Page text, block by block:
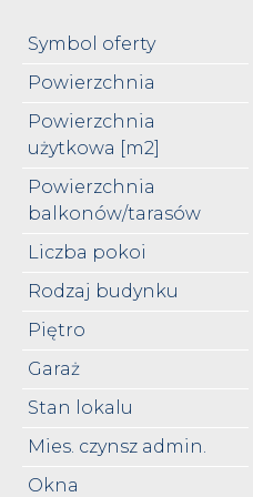
Symbol oferty
Powierzchnia
Powierzchnia
użytkowa [m2]
Powierzchnia
balkonów/tarasów
Liczba pokoi
Rodzaj budynku
Piętro
Garaż
Stan lokalu
Mies. czynsz admin.
Okna